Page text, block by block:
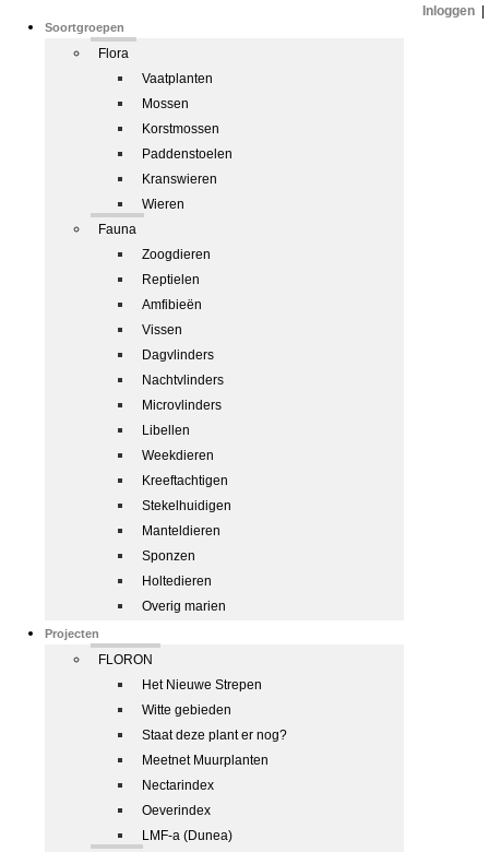
Soortgroepen
Flora
Vaatplanten
Mossen
Korstmossen
Paddenstoelen
Kranswieren
Wieren
Fauna
Zoogdieren
Reptielen
Amfibieën
Vissen
Dagvlinders
Nachtvlinders
Microvlinders
Libellen
Weekdieren
Kreeftachtigen
Stekelhuidigen
Manteldieren
Sponzen
Holtedieren
Overig marien
Projecten
FLORON
Het Nieuwe Strepen
Witte gebieden
Staat deze plant er nog?
Meetnet Muurplanten
Nectarindex
Oeverindex
LMF-a (Dunea)
Inloggen